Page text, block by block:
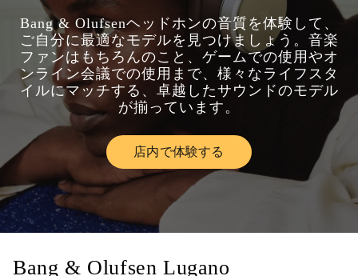
Bang & Olufsenヘッドホンの音質を体験して、
ご自分に最適なモデルを見つけましょう。音楽
ファンはもちろんのこと、ゲームでの使用やオ
ンライン会議での使用まで、様々なライフスタ
イルにマッチする、卓越したサウンドのモデル
が揃っています。
店内で体験するLink Opens in New Tab
Bang & Olufsen Lugano